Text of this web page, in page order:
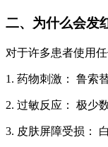
二、为什么会发
对于许多患者使用
1. 药物刺激： 鲁索
2. 过敏反应： 极少
3. 皮肤屏障受损：